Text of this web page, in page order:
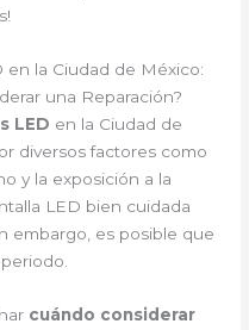
en la Ciudad de México:
una Reparación?
LED en la Ciudad de
diversos factores como
y la exposición a la
LED bien cuidada
embargo, es posible que
cuándo considerar